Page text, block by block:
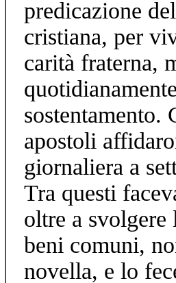
predicazione
cristiana, per
carità fraterna,
sostentamento.
apostoli
giornaliera a
Tra questi
oltre a
beni comuni,
novella, e lo